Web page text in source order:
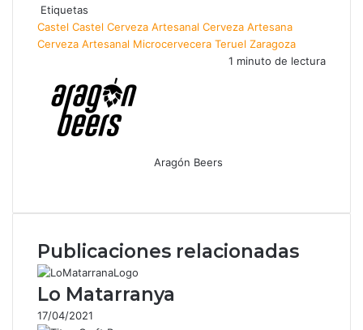
Etiquetas
Castel Castel Cerveza Artesanal Cerveza Artesana
Cerveza Artesanal Microcervecera Teruel Zaragoza
Aragón Beers
1 minuto de lectura
correo
Publicaciones relacionadas
Lo Matarranya
17/04/2021